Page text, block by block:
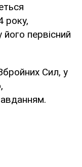
року,
первісний
Сил, у